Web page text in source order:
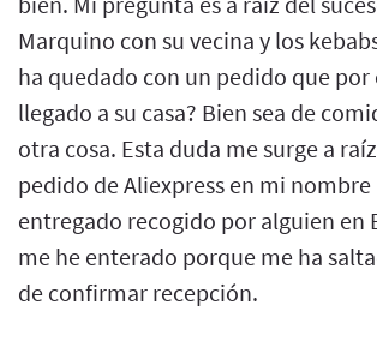
Marquino con su vecina y los
ha quedado con un pedido que por
llegado a su casa? Bien sea de
otra cosa. Esta duda me surge a
pedido de Aliexpress en mi nombre
entregado recogido por alguien en
me he enterado porque me ha
de confirmar recepción.